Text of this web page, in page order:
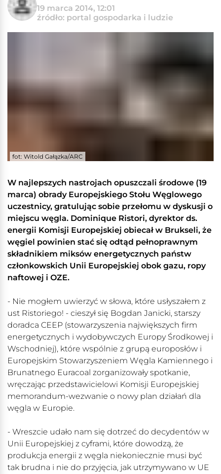
19 marca 2014, 12:01
źródło: portal gospodarka i ludzie
fot: Witold Gałązka/ARC
W najlepszych nastrojach opuszczali środowe (19
marca) obrady Europejskiego Stołu Węglowego
uczestnicy, gratulując sobie przełomu w dyskusji o
miejscu węgla. Dominique Ristori, dyrektor ds.
energii Komisji Europejskiej obiecał w Brukseli, że
węgiel powinien stać się odtąd pełnoprawnym
składnikiem miksów energetycznych państw
członkowskich Unii Europejskiej obok gazu, ropy
naftowej i OZE.
- Nie mogłem uwierzyć w słowa, które usłyszałem z
ust Ristoriego! - cieszył się Bogdan Janicki, starszy
doradca CEEP (stowarzyszenia największych firm
energetycznych i wydobywczych Europy Środkowej i
Wschodniej), które wspólnie z grupą europosłów i
Europejskim Stowarzyszeniem Węgla Kamiennego i
Brunatnego Euracoal zorganizowały spotkanie,
wręczając przedstawicielowi Komisji Europejskiej
memorandum-wezwanie o nowy plan działań dla
węgla w Europie.
- Wreszcie udało nam się dotrzeć do decydentów w
Unii Europejskiej z cyframi, które dowodzą, że
produkcja energii z węgla niekoniecznie musi być
tak brudna i nie do przyjęcia, jak utrzymywano w UE